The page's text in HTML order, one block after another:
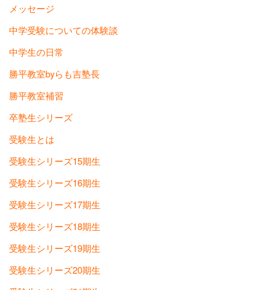
メッセージ
中学受験についての体験談
中学生の日常
勝平教室byらも吉塾長
勝平教室補習
卒塾生シリーズ
受験生とは
受験生シリーズ15期生
受験生シリーズ16期生
受験生シリーズ17期生
受験生シリーズ18期生
受験生シリーズ19期生
受験生シリーズ20期生